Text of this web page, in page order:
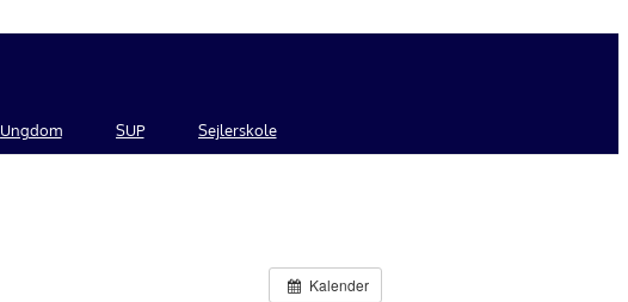
Ungdom SUP Sejlerskole
Kalender